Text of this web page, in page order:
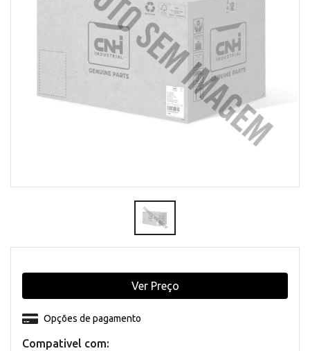
Compativel com:
Opções de pagamento
Ver Preço